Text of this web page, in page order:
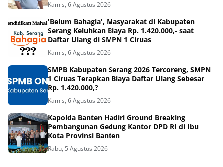
Kamis, 6 Agustus 2026
'Belum Bahagia', Masyarakat di Kabupaten
Serang Keluhkan Biaya Rp. 1.420.000,- saat
Daftar Ulang di SMPN 1 Ciruas
Kamis, 6 Agustus 2026
SMPB Kabupaten Serang 2026 Tercoreng, SMPN
1 Ciruas Terapkan Biaya Daftar Ulang Sebesar
Rp. 1.420.000,?
Kamis, 6 Agustus 2026
Kapolda Banten Hadiri Ground Breaking
Pembangunan Gedung Kantor DPD RI di Ibu
Kota Provinsi Banten
Rabu, 5 Agustus 2026